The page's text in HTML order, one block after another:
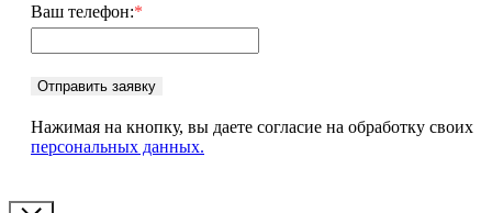
Ваш телефон:*
Отправить заявку
Нажимая на кнопку, вы даете согласие на обработку своих
персональных данных.